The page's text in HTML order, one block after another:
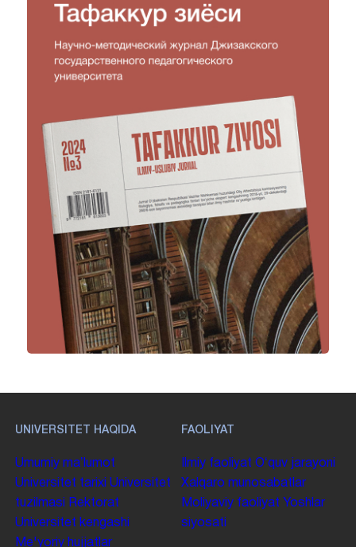
UNIVERSITET HAQIDA
Umumiy maʼlumot
Universitet tarixi Universitet
tuzilmasi
Rektorat
Universitet kengashi
Me'yoriy hujjatlar
FAOLIYAT
Ilmiy faoliyat Oʻquv jarayoni
Xalqaro munosabatlar
Moliyaviy faoliyat Yoshlar
siyosati